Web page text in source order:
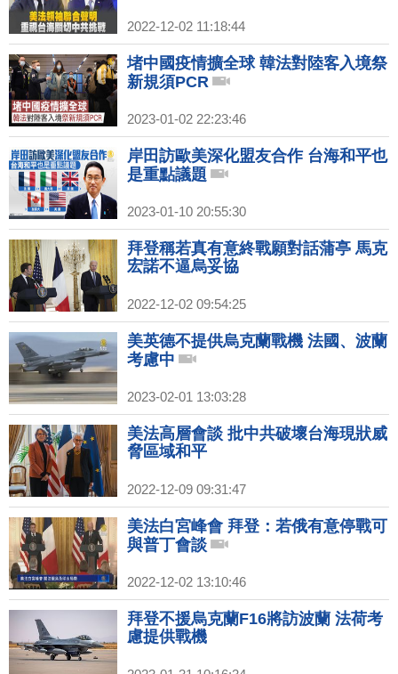
2022-12-02 11:18:44
堵中國疫情擴全球 韓法對陸客入境祭
新規須PCR
2023-01-02 22:23:46
岸田訪歐美深化盟友合作 台海和平也
是重點議題
2023-01-10 20:55:30
拜登稱若真有意終戰願對話蒲亭 馬克
宏諾不逼烏妥協
2022-12-02 09:54:25
美英德不提供烏克蘭戰機 法國、波蘭
考慮中
2023-02-01 13:03:28
美法高層會談 批中共破壞台海現狀威
脅區域和平
2022-12-09 09:31:47
美法白宮峰會 拜登：若俄有意停戰可
與普丁會談
2022-12-02 13:10:46
拜登不援烏克蘭F16將訪波蘭 法荷考
慮提供戰機